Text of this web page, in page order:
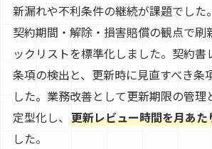
新漏れや不利条件の継続が課題でした
契約期間・解除・損害賠償の観点で刷
ックリストを標準化しました。契約書
条項の検出と、更新時に見直すべき条
した。業務改善として更新期限の管理
定型化し、 更新レビュー時間を月あ
した。